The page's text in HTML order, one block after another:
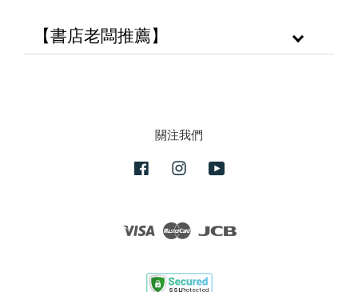
【書店老闆推薦】
關注我們
FacebookInstagram
Visa Master